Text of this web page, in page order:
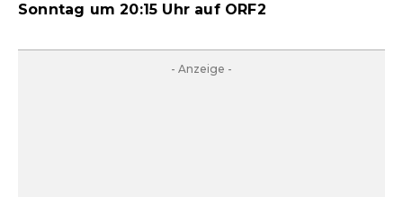
Sonntag um 20:15 Uhr auf ORF2
- Anzeige -